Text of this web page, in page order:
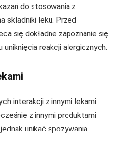
do stosowania z
składniki leku. Przed
się dokładne zapoznanie się
reakcji alergicznych.
interakcji z innymi lekami.
z innymi produktami
unikać spożywania